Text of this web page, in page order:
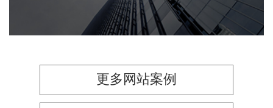
更多网站案例